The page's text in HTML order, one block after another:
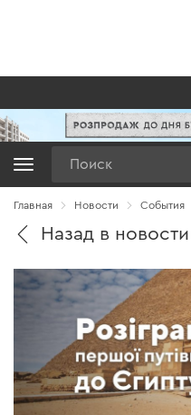
Главная Новости Cобытия
Назад в новости